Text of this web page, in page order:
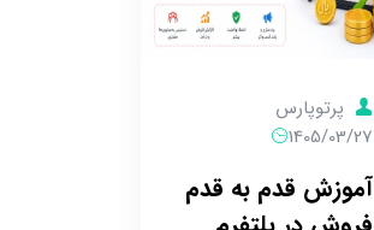
پرتوپارس
1405/03/27
آموزش قدم به قدم